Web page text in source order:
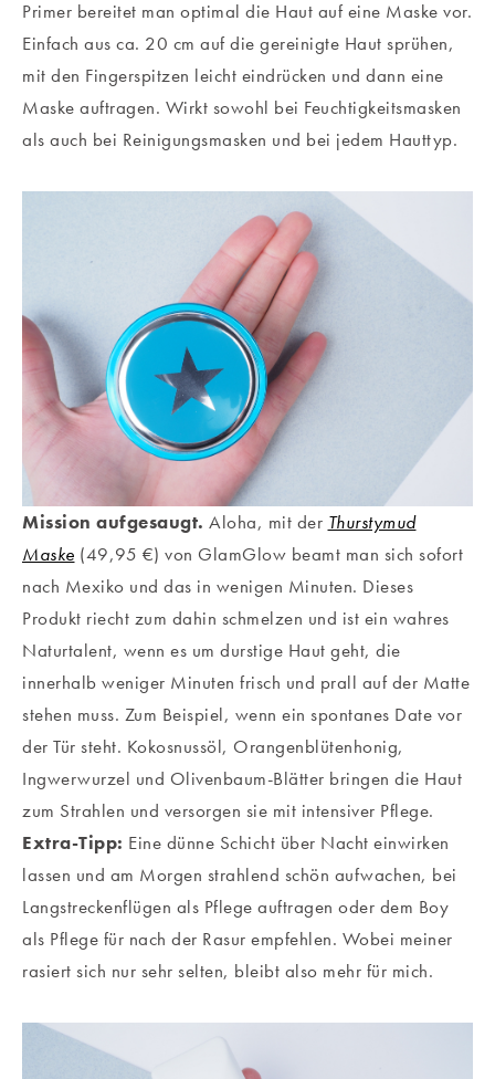
Primer bereitet man optimal die Haut auf eine Maske vor.
Einfach aus ca. 20 cm auf die gereinigte Haut sprühen,
mit den Fingerspitzen leicht eindrücken und dann eine
Maske auftragen. Wirkt sowohl bei Feuchtigkeitsmasken
als auch bei Reinigungsmasken und bei jedem Hauttyp.
Mission aufgesaugt. Aloha, mit der Thurstymud
Maske (49,95 €) von GlamGlow beamt man sich sofort
nach Mexiko und das in wenigen Minuten. Dieses
Produkt riecht zum dahin schmelzen und ist ein wahres
Naturtalent, wenn es um durstige Haut geht, die
innerhalb weniger Minuten frisch und prall auf der Matte
stehen muss. Zum Beispiel, wenn ein spontanes Date vor
der Tür steht. Kokosnussöl, Orangenblütenhonig,
Ingwerwurzel und Olivenbaum-Blätter bringen die Haut
zum Strahlen und versorgen sie mit intensiver Pflege.
Extra-Tipp: Eine dünne Schicht über Nacht einwirken
lassen und am Morgen strahlend schön aufwachen, bei
Langstreckenflügen als Pflege auftragen oder dem Boy
als Pflege für nach der Rasur empfehlen. Wobei meiner
rasiert sich nur sehr selten, bleibt also mehr für mich.